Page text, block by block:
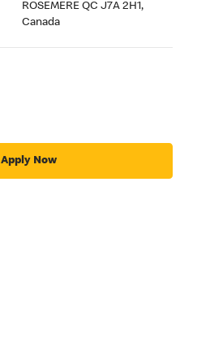
ROSEMERE QC J7A 2H1,
Canada
Apply Now